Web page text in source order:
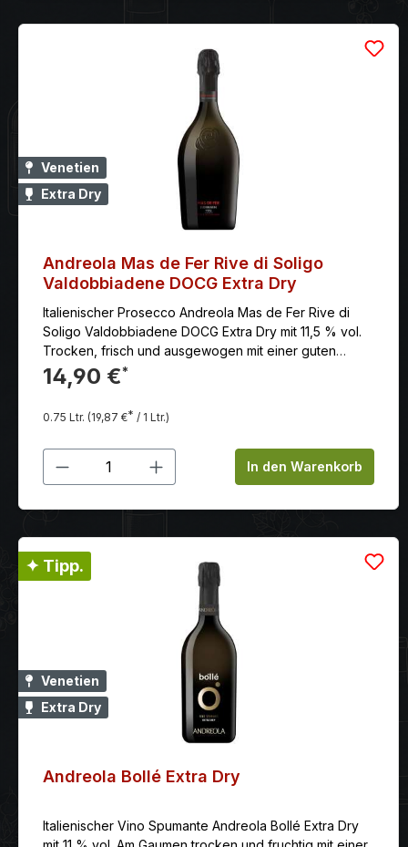
Venetien
Extra Dry
Andreola Mas de Fer Rive di Soligo
Valdobbiadene DOCG Extra Dry
Italienischer Prosecco Andreola Mas de Fer Rive di
Soligo Valdobbiadene DOCG Extra Dry mit 11,5 % vol.
Trocken, frisch und ausgewogen mit einer guten
Länge.
14,90 €*
0.75 Ltr. (19,87 €* / 1 Ltr.)
Produkt Anzahl: Gib denIn den Warenkorb
✦ Tipp.
Venetien
Extra Dry
Andreola Bollé Extra Dry
Italienischer Vino Spumante Andreola Bollé Extra Dry